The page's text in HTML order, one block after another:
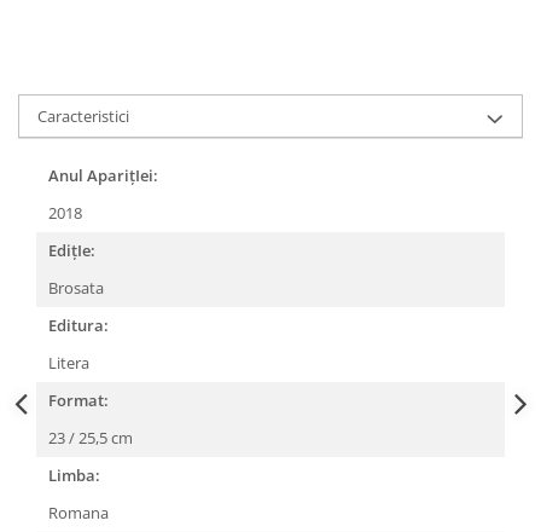
Caracteristici
Anul AparițIei:
2018
EdițIe:
Brosata
Editura:
Litera
Format:
23 / 25,5 cm
Limba:
Romana